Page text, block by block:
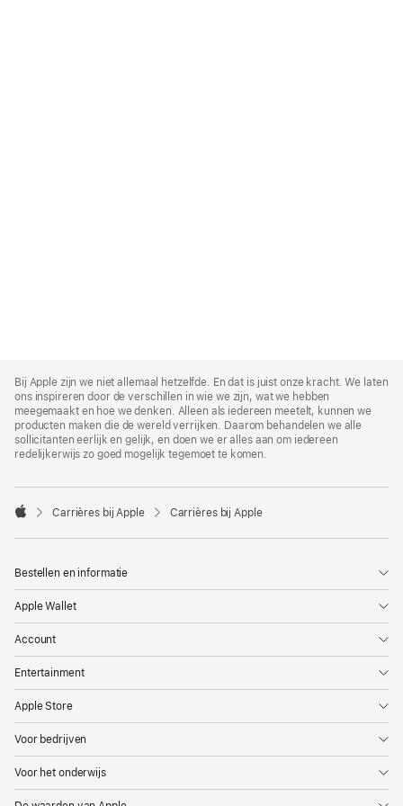
Footer
Bij Apple zijn we niet allemaal hetzelfde. En dat is juist onze kracht. We laten
ons inspireren door de verschillen in wie we zijn, wat we hebben
meegemaakt en hoe we denken. Alleen als iedereen meetelt, kunnen we
producten maken die de wereld verrijken. Daarom behandelen we alle
sollicitanten eerlijk en gelijk, en doen we er alles aan om iedereen
redelijkerwijs zo goed mogelijk tegemoet te komen.

Carrières bij Apple Carrières bij Apple
Bestellen en informatie
Apple Wallet
Account
Entertainment
Apple Store
Voor bedrijven
Voor het onderwijs